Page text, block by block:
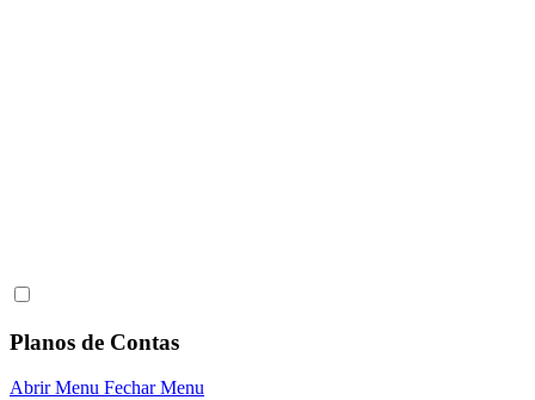
Planos de Contas
Abrir Menu Fechar Menu